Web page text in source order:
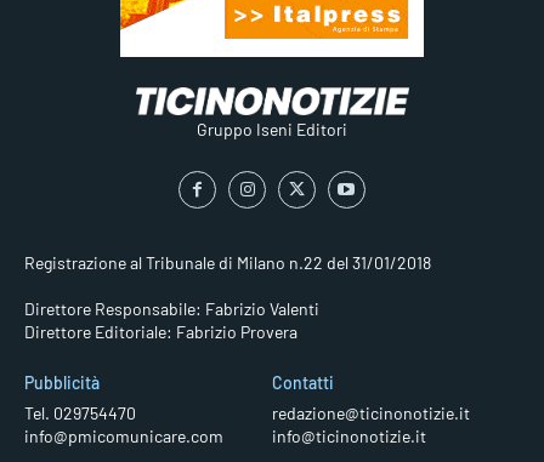
Gruppo Iseni Editori
Registrazione al Tribunale di Milano n.22 del 31/01/2018
Direttore Responsabile: Fabrizio Valenti
Direttore Editoriale: Fabrizio Provera
Pubblicità
Tel. 029754470
info@pmicomunicare.com
Contatti
redazione@ticinonotizie.it
info@ticinonotizie.it